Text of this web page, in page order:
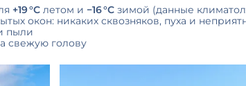
+19 °Слетом и −16 °Сзимой (данные
окон: никаких сквозняков, пуха и
пыли
свежую голову